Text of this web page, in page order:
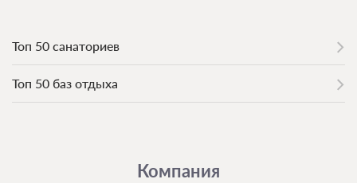
Топ 50 санаториев
Топ 50 баз отдыха
Компания